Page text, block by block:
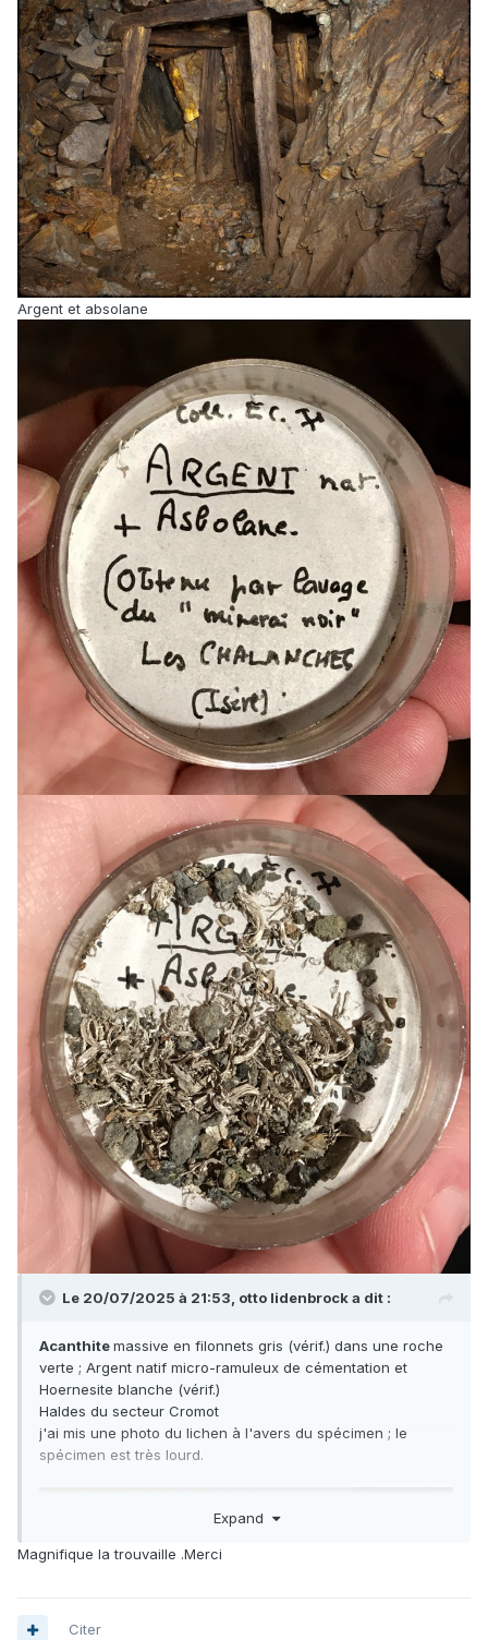
Argent et absolane
Le 20/07/2025 à 21:53, otto lidenbrocka dit :
Acanthitemassive en filonnets gris (vérif.) dans une roche
verte ; Argent natif micro-ramuleux de cémentation et
Hoernesite blanche (vérif.)
Haldes du secteur Cromot
j'ai mis une photo du lichen à l'avers du spécimen ; le
spécimen est très lourd.
Expand
Magnifique la trouvaille .Merci
Citer